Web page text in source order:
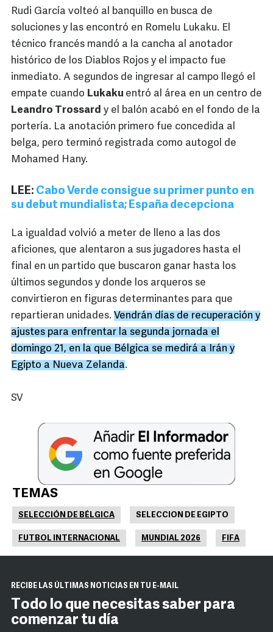
Rudi García volteó al banquillo en busca de
soluciones y las encontró en Romelu Lukaku. El
técnico francés mandó a la cancha al anotador
histórico de los Diablos Rojos y el impacto fue
inmediato. A segundos de ingresar al campo llegó el
empate cuando Lukaku entró al área en un centro de
Leandro Trossard y el balón acabó en el fondo de la
portería. La anotación primero fue concedida al
belga, pero terminó registrada como autogol de
Mohamed Hany.
LEE: Cabo Verde consigue su primer punto en
su debut mundialista; España decepciona
La igualdad volvió a meter de lleno a las dos
aficiones, que alentaron a sus jugadores hasta el
final en un partido que buscaron ganar hasta los
últimos segundos y donde los arqueros se
convirtieron en figuras determinantes para que
repartieran unidades. Vendrán días de recuperación y
ajustes para enfrentar la segunda jornada el
domingo 21, en la que Bélgica se medirá a Irán y
Egipto a Nueva Zelanda.
SV
TEMAS
SELECCIÓN DE BÉLGICA SELECCION DE EGIPTO
FUTBOL INTERNACIONAL MUNDIAL 2026 FIFA
RECIBE LAS ÚLTIMAS NOTICIAS EN TU E-MAIL
Todo lo que necesitas saber para
comenzar tu día